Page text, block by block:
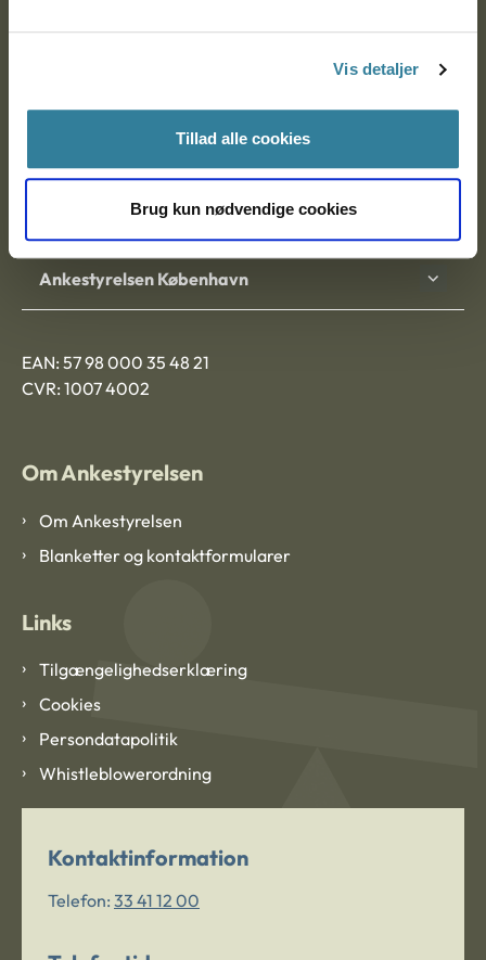
Vis detaljer
Tillad alle cookies
Brug kun nødvendige cookies
Nytorv 7, 2. sal
Ankestyrelsen Aalborg
Ankestyrelsen København
EAN: 57 98 000 35 48 21
CVR: 1007 4002
Om Ankestyrelsen
Om Ankestyrelsen
Blanketter og kontaktformularer
Links
Tilgængelighedserklæring
Cookies
Persondatapolitik
Whistleblowerordning
Kontaktinformation
Telefon: 33 41 12 00